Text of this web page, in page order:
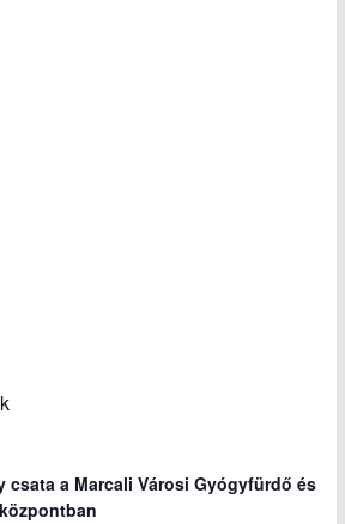
csata a Marcali Városi Gyógyfürdő és